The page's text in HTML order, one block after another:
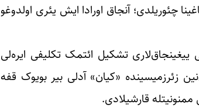
چئوریلدی؛ آنجاق اورادا ایش یئری اولدوغو
ییغینجاق‌لاری تشکیل ائتمک تکلیفی ایره‌لی
زئرزمیسینده «کیان» آدلی بیر بویوک قفه
ممنونیتله قارشیلادی.